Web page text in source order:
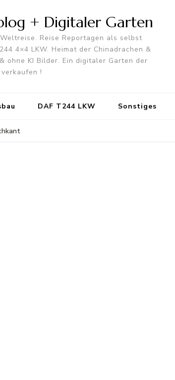
+ Digitaler Garten
Reise Reportagen als selbst
4×4 LKW. Heimat der Chinadrachen &
ohne KI Bilder. Ein digitaler Garten der
!
DAF T244 LKW Sonstiges